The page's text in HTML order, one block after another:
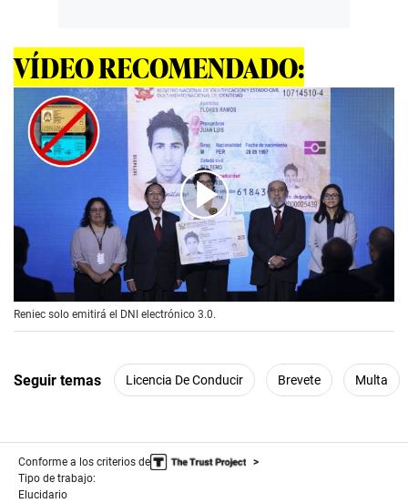
VÍDEO RECOMENDADO:
00:00 01:29
Reniec solo emitirá el DNI electrónico 3.0.
Seguir temas Licencia De Conducir Brevete Multa
Conforme a los criterios de
Tipo de trabajo:
Elucidario